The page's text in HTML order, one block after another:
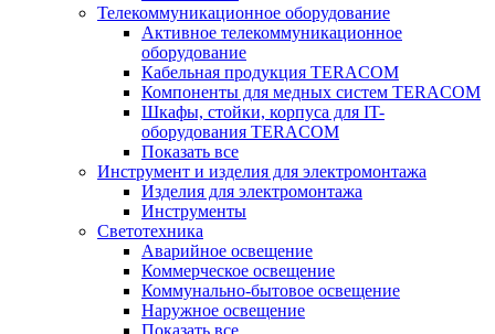
Телекоммуникационное оборудование
Активное телекоммуникационное
оборудование
Кабельная продукция TERACOM
Компоненты для медных систем TERACOM
Шкафы, стойки, корпуса для IT-
оборудования TERACOM
Показать все
Инструмент и изделия для электромонтажа
Изделия для электромонтажа
Инструменты
Светотехника
Аварийное освещение
Коммерческое освещение
Коммунально-бытовое освещение
Наружное освещение
Показать все